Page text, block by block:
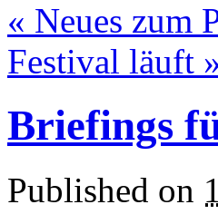
« Neues zum
Festival läuft
Briefings
Published on